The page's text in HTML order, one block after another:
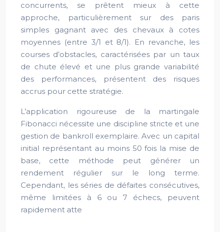
concurrents, se prêtent mieux à cette
approche, particulièrement sur des paris
simples gagnant avec des chevaux à cotes
moyennes (entre 3/1 et 8/1). En revanche, les
courses d’obstacles, caractérisées par un taux
de chute élevé et une plus grande variabilité
des performances, présentent des risques
accrus pour cette stratégie.
L’application rigoureuse de la martingale
Fibonacci nécessite une discipline stricte et une
gestion de bankroll exemplaire. Avec un capital
initial représentant au moins 50 fois la mise de
base, cette méthode peut générer un
rendement régulier sur le long terme.
Cependant, les séries de défaites consécutives,
même limitées à 6 ou 7 échecs, peuvent
rapidement atte